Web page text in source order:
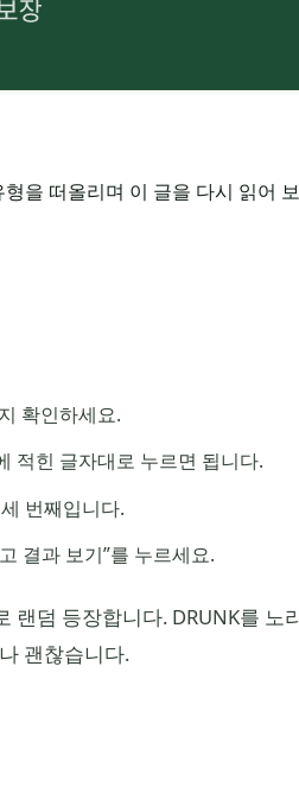
형을 떠올리며 이 글을 다시 읽어
확인하세요.
적힌 글자대로 누르면 됩니다.
번째입니다.
결과 보기”를 누르세요.
랜덤 등장합니다. DRUNK를 노
괜찮습니다.